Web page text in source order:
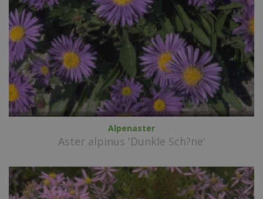
Alpenaster
Aster alpinus 'Dunkle Sch?ne'